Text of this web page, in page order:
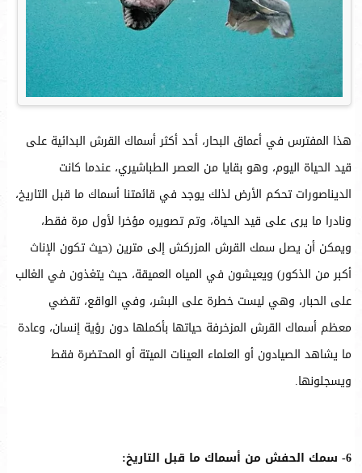
هذا المفترس في أعماق البحار، أحد أكثر أسماك القرش البدائية على
قيد الحياة اليوم، وهو بقايا من العصر الطباشيري، عندما كانت
الديناصورات تحكم الأرض لذلك يوجد في قائمتنا أسماك ما قبل التاريخ،
ونادرا ما يرى على قيد الحياة، وتم تصويره مؤخرا لأول مرة فقط،
ويمكن أن يصل سمك القرش المزركش إلى مترين (حيث تكون الإناث
أكبر من الذكور) ويعيشون في المياه العميقة، حيث يتغذون في الغالب
على الحبار، وهي ليست خطرة على البشر، وفي الواقع، تقضي
معظم أسماك القرش المزخرفة حياتها بأكملها دون رؤية إنسان، وعادة
ما يشاهد الصيادون أو العلماء العينات الميتة أو المحتضرة فقط
ويسجلونها.
6- سمك الحفش من أسماك ما قبل التاريخ: